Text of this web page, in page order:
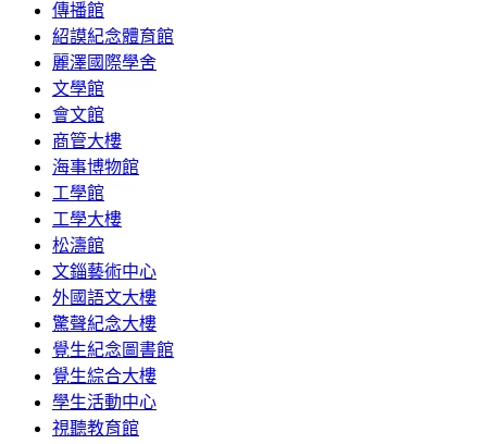
傳播館
紹謨紀念體育館
麗澤國際學舍
文學館
會文館
商管大樓
海事博物館
工學館
工學大樓
松濤館
文錙藝術中心
外國語文大樓
驚聲紀念大樓
覺生紀念圖書館
覺生綜合大樓
學生活動中心
視聽教育館